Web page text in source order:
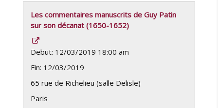
Les commentaires manuscrits de Guy Patin
sur son décanat (1650-1652)
Debut: 12/03/2019 18:00 am
Fin: 12/03/2019
65 rue de Richelieu (salle Delisle)
Paris